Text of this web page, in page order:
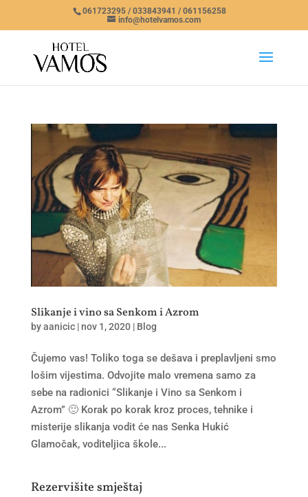
061723295 / 033843941 / 061156258
info@hotelvamos.com
Slikanje i vino sa Senkom i Azrom
byaanicic|nov 1, 2020| Blog
Čujemo vas! Toliko toga se dešava i preplavljeni smo
lošim vijestima. Odvojite malo vremena samo za
sebe na radionici “Slikanje i Vino sa Senkom i
Azrom” 🙂 Korak po korak kroz proces, tehnike i
misterije slikanja vodit će nas Senka Hukić
Glamočak, voditeljica škole...
Rezervišite smještaj